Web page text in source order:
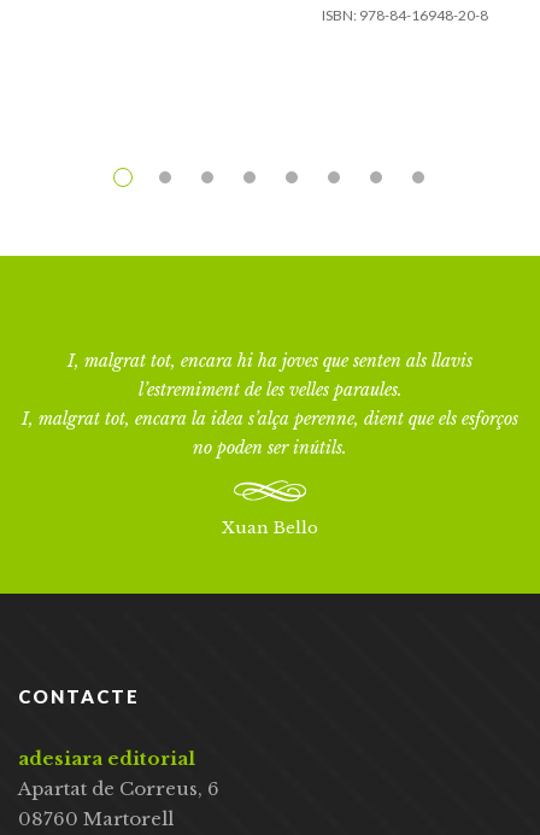
ISBN: 978-84-16948-20-8
I, malgrat tot, encara hi ha joves que senten als llavis
l’estremiment de les velles paraules.
I, malgrat tot, encara la idea s’alça perenne, dient que els esforços
no poden ser inútils.
Xuan Bello
CONTACTE
adesiara editorial
Apartat de Correus, 6
08760 Martorell